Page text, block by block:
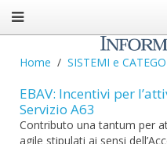
Home SISTEMI e
EBAV: Incentivi per
Servizio A63
Contributo una tantum per
agile stipulati ai sensi